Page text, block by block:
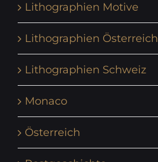
Lithographien Motive
Lithographien Österreich
Lithographien Schweiz
Monaco
Österreich